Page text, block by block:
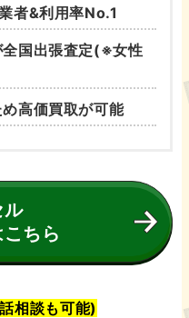
者&利用率No.1
全国出張査定(※女性
高価買取が可能
ル
ちら
相談も可能)